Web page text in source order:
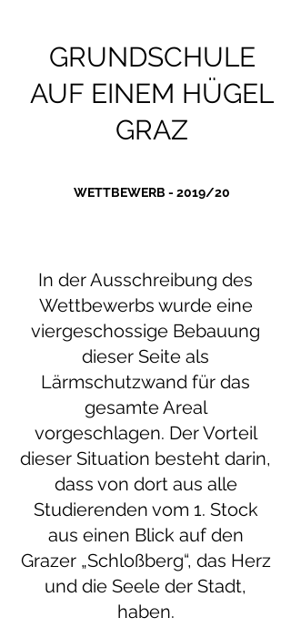
In der Ausschreibung des
Wettbewerbs wurde eine
viergeschossige Bebauung
dieser Seite als
Lärmschutzwand für das
gesamte Areal
vorgeschlagen. Der Vorteil
dieser Situation besteht darin,
dass von dort aus alle
Studierenden vom 1. Stock
aus einen Blick auf den
Grazer „Schloßberg“, das Herz
und die Seele der Stadt,
haben.
GRUNDSCHULE
AUF EINEM HÜGEL
GRAZ
WETTBEWERB - 2019/20